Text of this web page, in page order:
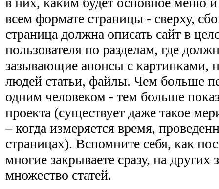
всем формате страницы - сверху,
страница должна описать сайт в
пользователя по разделам, где
зазывающие анонсы с картинками,
людей статьи, файлы. Чем больше
одним человеком - тем больше
проекта (существует даже такое
– когда измеряется время,
страницах). Вспомните себя, как
многие закрываете сразу, на других
множество статей.